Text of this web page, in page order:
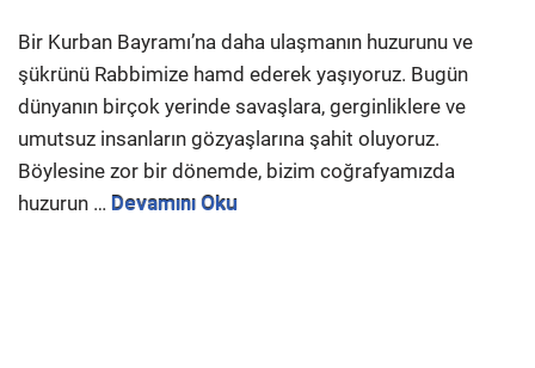
Bir Kurban Bayramı’na daha ulaşmanın huzurunu ve
şükrünü Rabbimize hamd ederek yaşıyoruz. Bugün
dünyanın birçok yerinde savaşlara, gerginliklere ve
umutsuz insanların gözyaşlarına şahit oluyoruz.
Böylesine zor bir dönemde, bizim coğrafyamızda
huzurun … Devamını Oku